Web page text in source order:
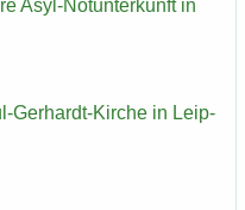
Asyl-​Notunterkunft in
​Gerhardt-Kirche in Leip­